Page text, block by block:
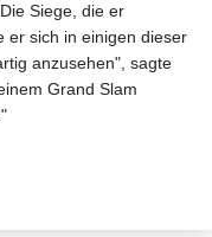
Siege, die er
er sich in einigen dieser
anzusehen", sagte
Grand Slam